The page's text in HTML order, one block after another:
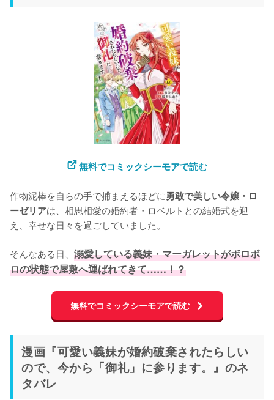
無料でコミックシーモアで読む
作物泥棒を自らの手で捕まえるほどに勇敢で美しい令嬢・ロ
ーゼリアは、相思相愛の婚約者・ロベルトとの結婚式を迎
え、幸せな日々を過ごしていました。
そんなある日、 溺愛している義妹・マーガレットがボロボ
ロの状態で屋敷へ運ばれてきて……！？
無料でコミックシーモアで読む
漫画『可愛い義妹が婚約破棄されたらしい
ので、今から「御礼」に参ります。』のネ
タバレ